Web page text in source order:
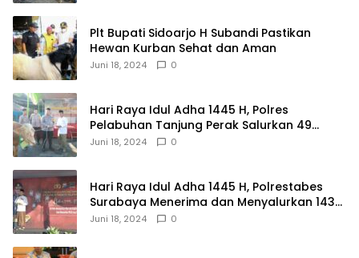
Plt Bupati Sidoarjo H Subandi Pastikan
Hewan Kurban Sehat dan Aman
Juni 18, 2024 0
Hari Raya Idul Adha 1445 H, Polres
Pelabuhan Tanjung Perak Salurkan 49
Hewan Korban.
Juni 18, 2024 0
Hari Raya Idul Adha 1445 H, Polrestabes
Surabaya Menerima dan Menyalurkan 143
Hewan Kurban
Juni 18, 2024 0